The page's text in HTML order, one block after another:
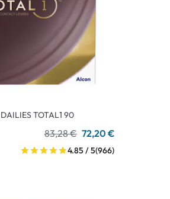
DAILIES TOTAL1 90
83,28 € 72,20 €
4.85 / 5(966)